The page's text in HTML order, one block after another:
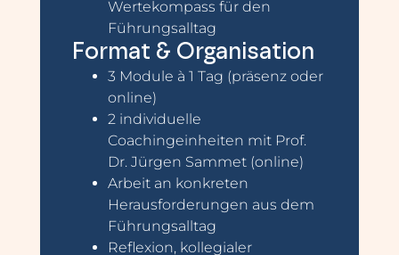
Wertekompass für den
Führungsalltag
Format & Organisation
3 Module à 1 Tag (präsenz oder
online)
2 individuelle
Coachingeinheiten mit Prof.
Dr. Jürgen Sammet (online)
Arbeit an konkreten
Herausforderungen aus dem
Führungsalltag
Reflexion, kollegialer